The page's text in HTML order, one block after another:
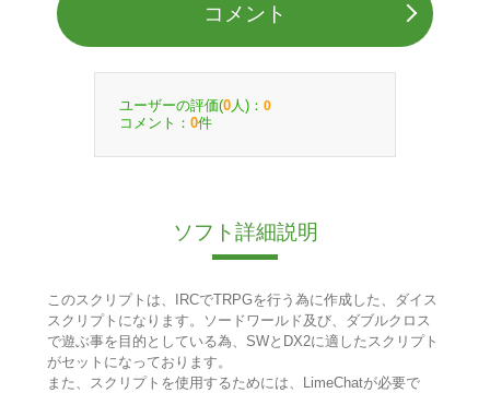
コメント
ユーザーの評価(0 人)： 0
コメント： 0件
ソフト詳細説明
このスクリプトは、IRCでTRPGを行う為に作成した、ダイス
スクリプトになります。ソードワールド及び、ダブルクロス
で遊ぶ事を目的としている為、SWとDX2に適したスクリプト
がセットになっております。
また、スクリプトを使用するためには、LimeChatが必要で